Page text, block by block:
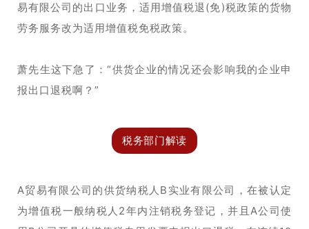
易有限公司的出口业务，适用增值税退(免)税政策的货物
劳务服务改为适用增值税免税政策。
萧先生这下急了：“供货企业的情况还会影响我的企业申
报出口退税啊？”
税务部门解读
A贸易有限公司的供货纳税人B实业有限公司，在被认定
为增值税一般纳税人2年内注销税务登记，并且A公司使